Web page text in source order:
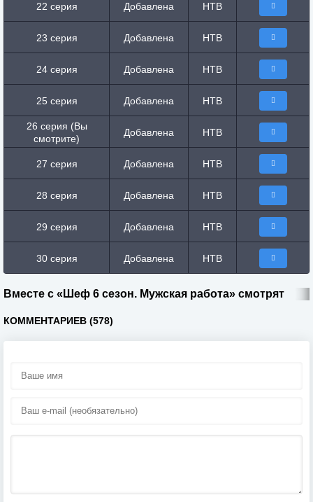
22 серия Добавлена НТВ
23 серия Добавлена НТВ
24 серия Добавлена НТВ
25 серия Добавлена НТВ
26 серия (Вы
смотрите)
Добавлена НТВ
27 серия Добавлена НТВ
28 серия Добавлена НТВ
29 серия Добавлена НТВ
30 серия Добавлена НТВ
Вместе с «Шеф 6 сезон. Мужская работа» смотрят
КОММЕНТАРИЕВ (578)